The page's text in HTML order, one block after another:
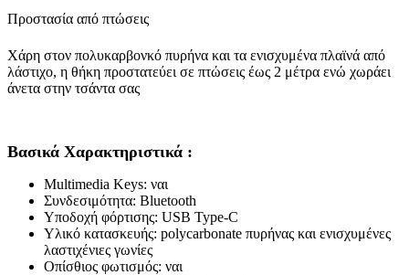
Προστασία από πτώσεις
Χάρη στον πολυκαρβονκό πυρήνα και τα ενισχυμένα πλαϊνά από
λάστιχο, η θήκη προστατεύει σε πτώσεις έως 2 μέτρα ενώ χωράει
άνετα στην τσάντα σας
Βασικά Χαρακτηριστικά :
Multimedia Keys: ναι
Συνδεσιμότητα: Bluetooth
Υποδοχή φόρτισης: USB Type-C
Υλικό κατασκευής: polycarbonate πυρήνας και ενισχυμένες
λαστιχένιες γωνίες
Οπίσθιος φωτισμός: ναι